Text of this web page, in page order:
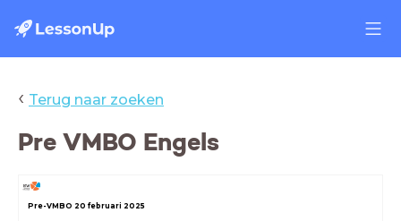
‹ Terug naar zoeken
Pre VMBO Engels
Pre-VMBO 20 februari 2025